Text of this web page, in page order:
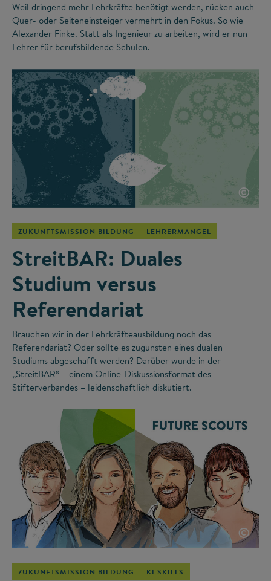
Weil dringend mehr Lehrkräfte benötigt werden, rücken auch
Quer- oder Seiteneinsteiger vermehrt in den Fokus. So wie
Alexander Finke. Statt als Ingenieur zu arbeiten, wird er nun
Lehrer für berufsbildende Schulen.
©
ZUKUNFTSMISSION BILDUNG LEHRERMANGEL
StreitBAR: Duales
Studium versus
Referendariat
Brauchen wir in der Lehrkräfteausbildung noch das
Referendariat? Oder sollte es zugunsten eines dualen
Studiums abgeschafft werden? Darüber wurde in der
„StreitBAR“ – einem Online-Diskussionsformat des
Stifterverbandes – leidenschaftlich diskutiert.
©
ZUKUNFTSMISSION BILDUNG KI SKILLS